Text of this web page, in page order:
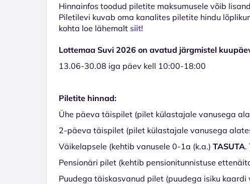
Hinnainfos toodud piletite maksumusele võib
Piletilevi kuvab oma kanalites piletite hindu
kohta loe lähemalt siit!
Lottemaa Suvi 2026 on avatud järgmistel
13.06-30.08 iga päev kell 10:00-18:00
Piletite hinnad:
Ühe päeva täispilet (pilet külastajale vanusega
2-päeva täispilet (pilet külastajale vanusega
Väikelapsele (kehtib vanusele 0-1a (k.a.) TASUTA.
Pensionäri pilet (kehtib pensionitunnistuse
Puudega täiskasvanud pilet (puudega isiku